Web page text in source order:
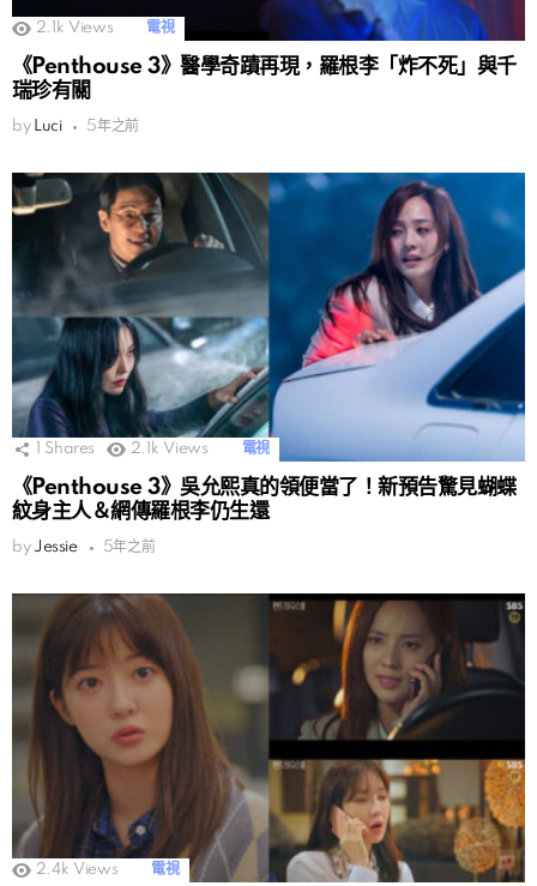
2.1k Views 電視
《Penthouse 3》醫學奇蹟再現，羅根李「炸不死」與千
瑞珍有關
by Luci 5年之前
Shares 2.1k Views 電視
《Penthouse 3》吳允熙真的領便當了！新預告驚見蝴蝶
紋身主人＆網傳羅根李仍生還
by Jessie 5年之前
2.4k Views 電視